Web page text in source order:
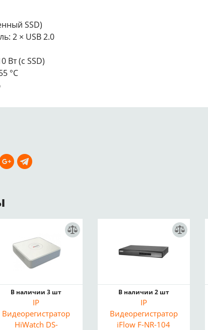
SSD)
2 × USB 2.0
Вт (с SSD)
°C
В наличии 3 шт
IP
Видеорегистратор
HiWatch DS-
В наличии 2 шт
IP
Видеорегистратор
iFlow F-NR-104